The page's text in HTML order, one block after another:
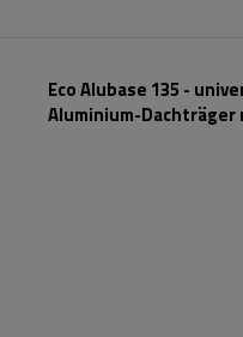
Eco Alubase 135 -
Aluminium-Dachträger